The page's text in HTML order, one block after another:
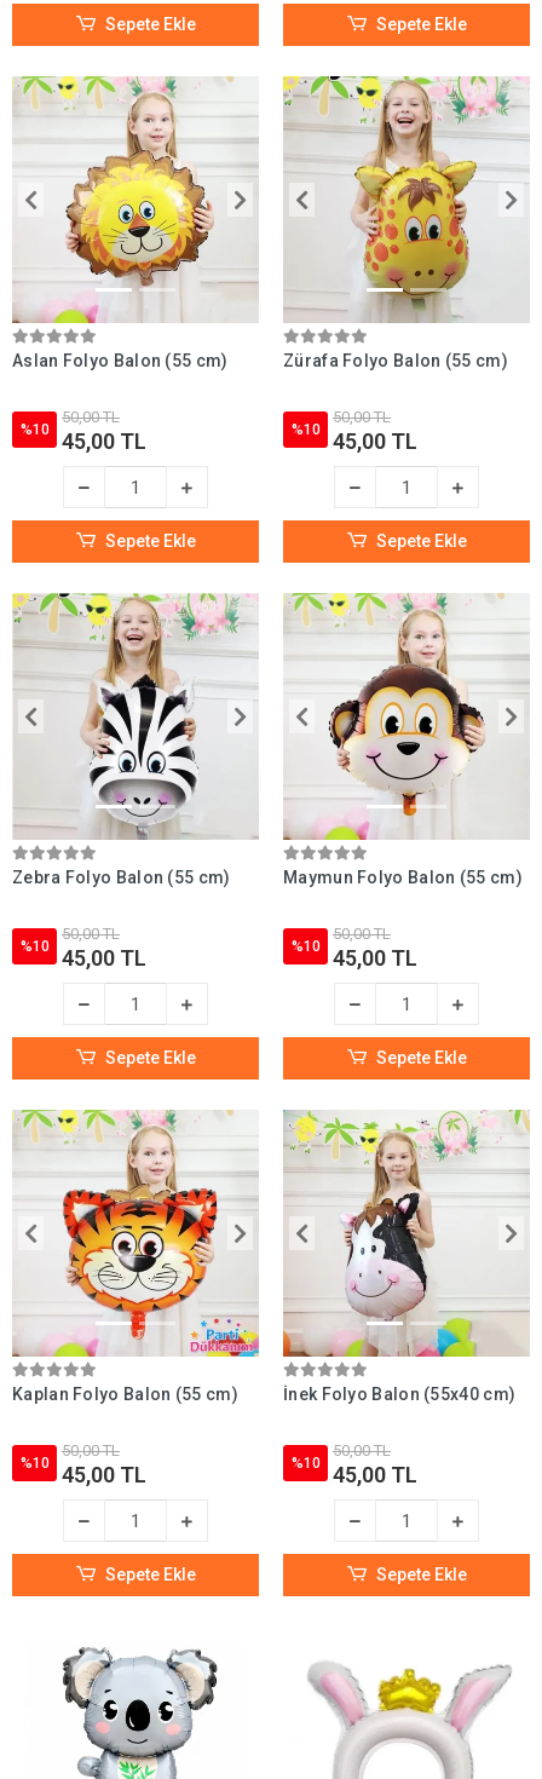
Sepete Ekle Sepete Ekle
Aslan Folyo Balon (55 cm)
%10
50,00 TL
45,00 TL
Sepete Ekle
Zürafa Folyo Balon (55 cm)
%10
50,00 TL
45,00 TL
Sepete Ekle
Zebra Folyo Balon (55 cm)
%10
50,00 TL
45,00 TL
Sepete Ekle
Maymun Folyo Balon (55 cm)
%10
50,00 TL
45,00 TL
Sepete Ekle
Kaplan Folyo Balon (55 cm)
%10
50,00 TL
45,00 TL
Sepete Ekle
İnek Folyo Balon (55x40 cm)
%10
50,00 TL
45,00 TL
Sepete Ekle